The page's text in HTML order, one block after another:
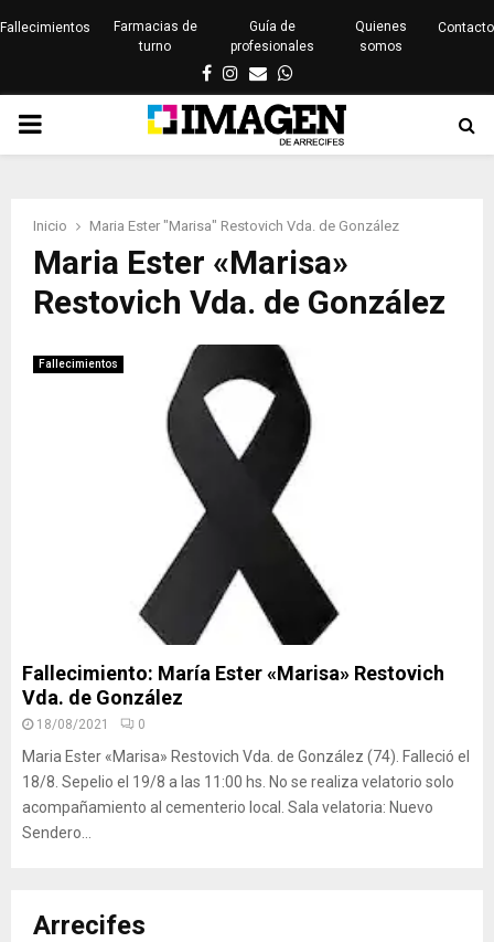
Fallecimientos
Farmacias de
turno
Guía de
profesionales
Quienes
somos
Contacto
Facebook
Instagram
EmailWhatsapp
PRIMARY
Inicio Maria Ester "Marisa" Restovich Vda. de González
Maria Ester «Marisa»
Restovich Vda. de González
Fallecimientos
Fallecimiento: María Ester «Marisa» Restovich
Vda. de González
18/08/2021 0
Maria Ester «Marisa» Restovich Vda. de González (74). Falleció el
18/8. Sepelio el 19/8 a las 11:00 hs. No se realiza velatorio solo
acompañamiento al cementerio local. Sala velatoria: Nuevo
Sendero...
Arrecifes